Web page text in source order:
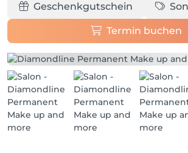
Geschenkgutschein
Termin buchen